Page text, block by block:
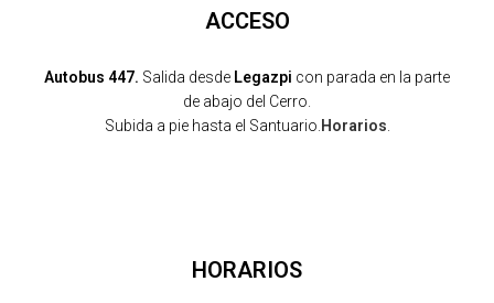
ACCESO
Autobus 447. Salida desde Legazpi con parada en la parte
de abajo del Cerro.
Subida a pie hasta el Santuario. Horarios
HORARIOS